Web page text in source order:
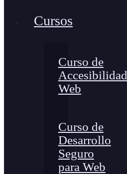
Cursos
Curso de
Accesibilidad
Web
Curso de
Desarrollo
Seguro
para Web